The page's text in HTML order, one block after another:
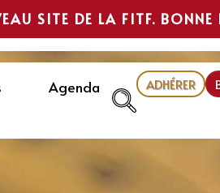
SITE DE LA FITF.
Agenda
ADHÉRER